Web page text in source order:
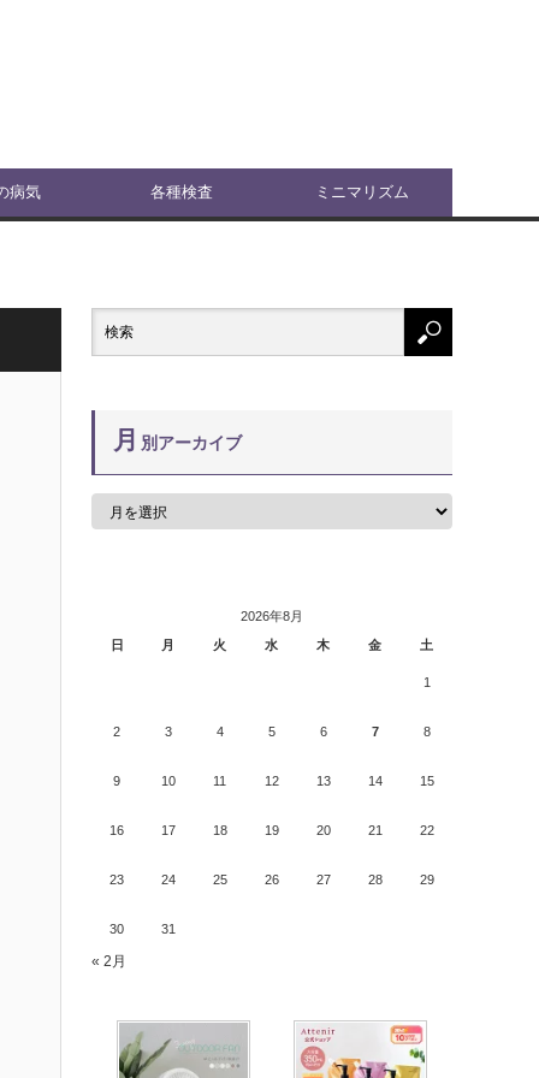
病気 各種検査 ミニマリズム
月 別アーカイブ
2026年8月
日
月 火 水 木 金 土
1
2 3 4 5 6 7 8
9 10 11 12 13 14 15
16 17 18 19 20 21 22
23 24 25 26 27 28 29
30 31
« 2月